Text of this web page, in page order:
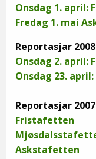
Onsdag 1. april:
Fredag 1. mai
Reportasjar
Onsdag 2. april:
Onsdag 23.
Reportasjar
Fristafetten
Askstafetten